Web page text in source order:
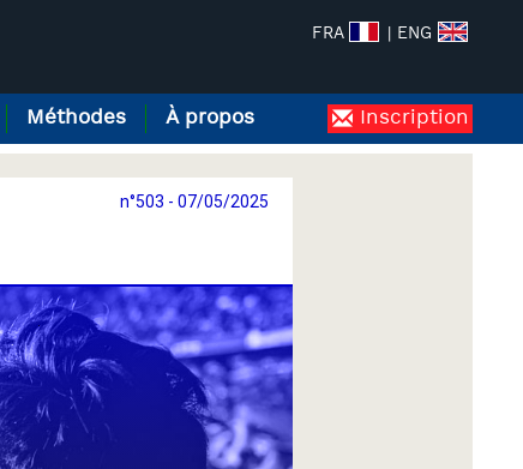
FRA | ENG
À propos
Méthodes Inscription